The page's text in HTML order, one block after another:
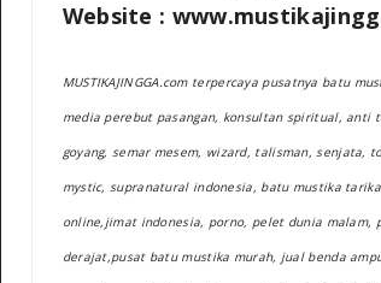
Website :
MUSTIKAJINGGA.com terpercaya pusatnya batu
media perebut pasangan, konsultan spiritual, anti
goyang, semar mesem, wizard, talisman, senjata,
mystic, supranatural indonesia, batu mustika
online,jimat indonesia, porno, pelet dunia malam,
derajat,pusat batu mustika murah, jual benda